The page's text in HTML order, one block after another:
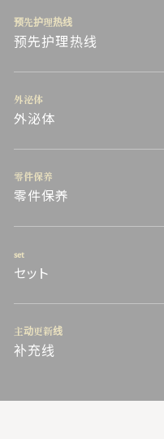
预先护理热线
预先护理热线
外泌体
外泌体
零件保养
零件保养
セット
set
补充线
主动更新线